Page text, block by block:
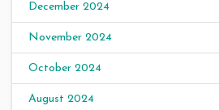
December 2024
November 2024
October 2024
August 2024